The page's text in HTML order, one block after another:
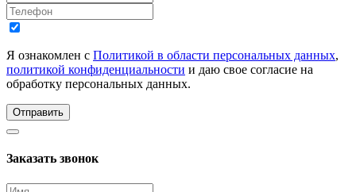
Я ознакомлен с Политикой в области персональных данных,
политикой конфиденциальности и даю свое согласие на
обработку персональных данных.
Отправить
Заказать звонок